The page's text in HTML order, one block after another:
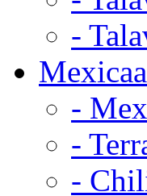
-
-
-
-